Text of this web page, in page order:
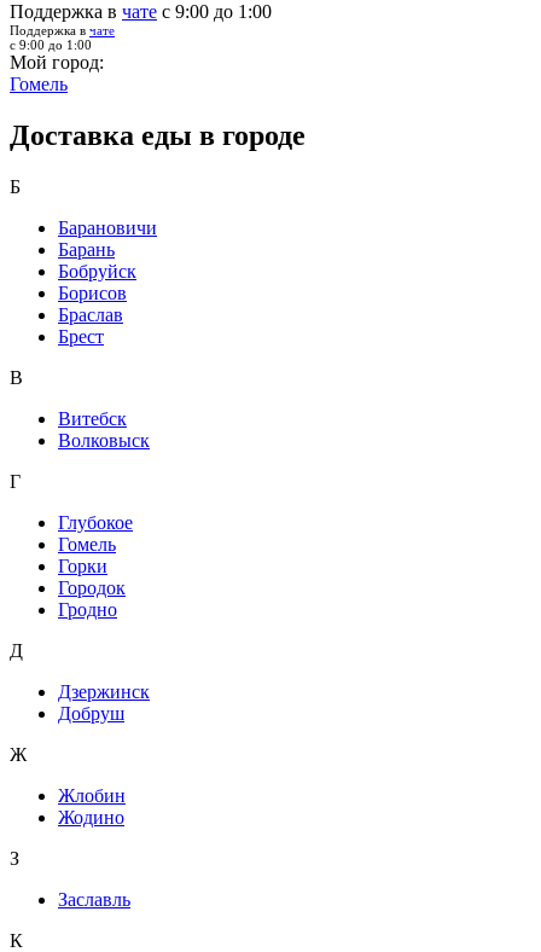
Поддержка в чате с 9:00 до 1:00
Поддержка в чате
с 9:00 до 1:00
Мой город:
Гомель
Доставка еды в городе
Б
Барановичи
Барань
Бобруйск
Борисов
Браслав
Брест
В
Витебск
Волковыск
Г
Глубокое
Гомель
Горки
Городок
Гродно
Д
Дзержинск
Добруш
Ж
Жлобин
Жодино
З
Заславль
К